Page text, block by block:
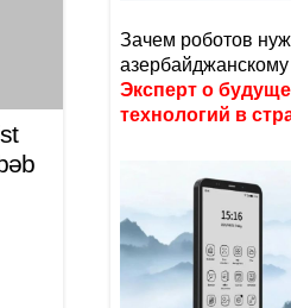
Зачем роботов
Эксперт о
технологий в